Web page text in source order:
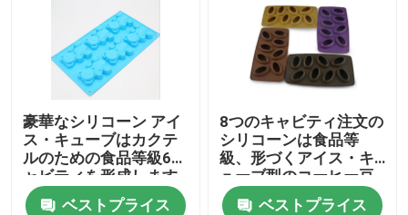
豪華なシリコーン アイ
ス・キューブはカクテ
ルのための食品等級6キ
ャビティを形成します
ベストプライス
8つのキャビティ注文の
シリコーンは食品等
級、形づくアイス・キ
ューブ型のコーヒー豆
を形成します
ベストプライス